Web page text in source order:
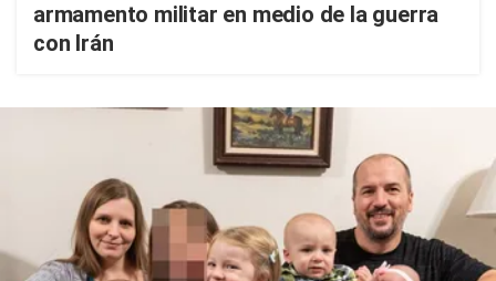
armamento militar en medio de la guerra
con Irán